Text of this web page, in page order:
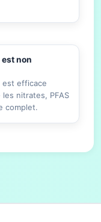
non
est efficace
nitrates, PFAS
complet.